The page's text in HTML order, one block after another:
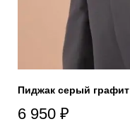
Пиджак серый графит
6 950 ₽